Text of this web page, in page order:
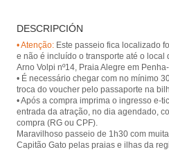
DESCRIPCIÓN
• Atenção: Este passeio fica localizado
e não é incluído o transporte até o local
Arno Volpi nº14, Praia Alegre em
• É necessário chegar com no mínimo
troca do voucher pelo passaporte na
• Após a compra imprima o ingresso e-
entrada da atração, no dia agendado,
compra (RG ou CPF).
Maravilhoso passeio de 1h30 com